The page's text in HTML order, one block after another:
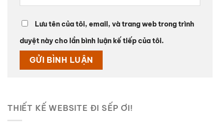
Lưu tên của tôi, email, và trang web trong trình
duyệt này cho lần bình luận kế tiếp của tôi.
THIẾT KẾ WEBSITE ĐI SẾP ƠI!